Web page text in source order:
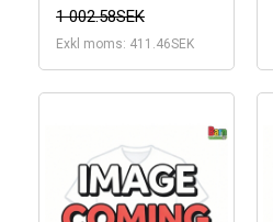
1 002.58SEK
Exkl moms: 411.46SEK